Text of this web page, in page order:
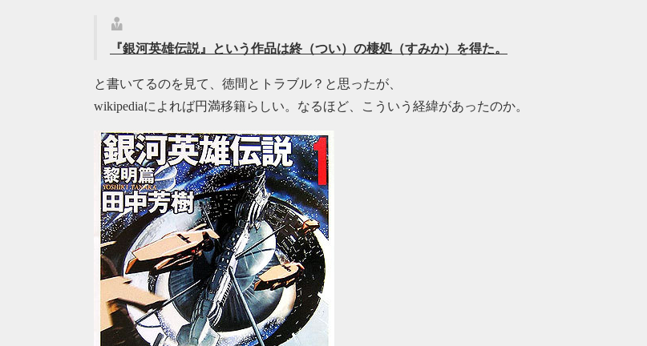
『銀河英雄伝説』という作品は終（つい）の棲処（すみか）を得た。
と書いてるのを見て、徳間とトラブル？と思ったが、
wikipediaによれば円満移籍らしい。なるほど、こういう経緯があったのか。